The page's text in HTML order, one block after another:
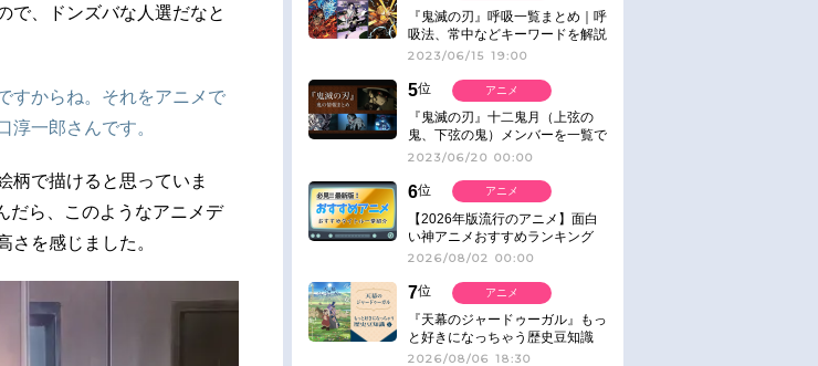
で、ドンズバな人選だなと
からね。それをアニメで
淳一郎さんです。
柄で描けると思っていま
だら、このようなアニメデ
さを感じました。
『鬼滅の刃』呼吸一覧まとめ｜呼
吸法、常中などキーワードを解説
2023/06/15 19:00
5位
『鬼滅の刃』十二鬼月（上弦の
鬼、下弦の鬼）メンバーを一覧で
紹介＆解説（登場鬼の情報まと
2023/06/20 00:00
アニメ
6位
【2026年版流行のアニメ】面白
い神アニメおすすめランキング
【名作・話題作】｜ジャンル別人
2026/08/02 00:00
アニメ
7位
『天幕のジャードゥーガル』もっ
と好きになっちゃう歴史豆知識
2026/08/06 18:30
アニメ